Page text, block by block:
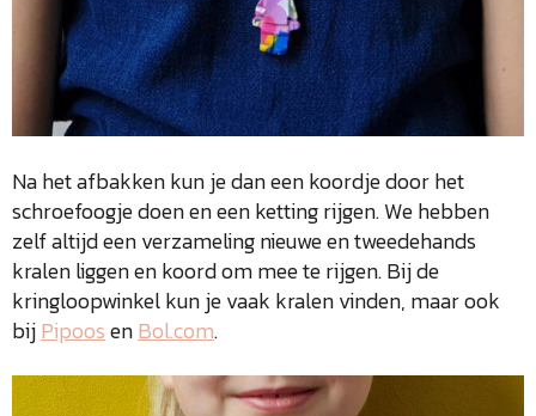
Na het afbakken kun je dan een koordje door het
schroefoogje doen en een ketting rijgen. We hebben
zelf altijd een verzameling nieuwe en tweedehands
kralen liggen en koord om mee te rijgen. Bij de
kringloopwinkel kun je vaak kralen vinden, maar ook
bijPipoosenBol.com.